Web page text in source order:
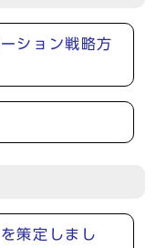
ション戦略方
策定しまし